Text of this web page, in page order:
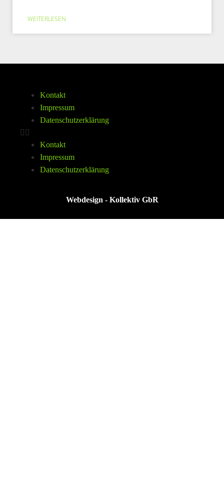
WEITERLESEN
Kontakt
Impressum
Datenschutzerklärung
Kontakt
Impressum
Datenschutzerklärung
Webdesign - Kollektiv GbR